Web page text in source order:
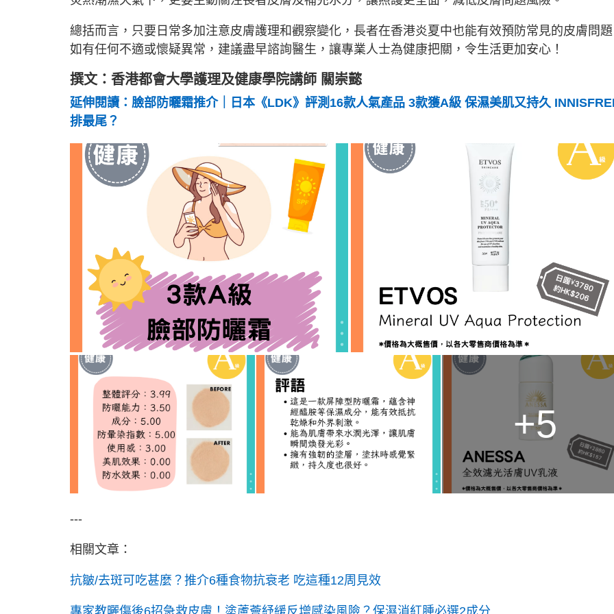
總括而言，只要日常多加注意皮膚護理和觀察變化，長者在香港炎夏中也能有效預防常見的皮膚問
如有任何不適或懷疑異常，建議盡早諮詢醫生，讓專業人士為健康把關，令生活更加安心！
撰文：香港都會大學護理及健康學院講師 關崇懿
延伸閱讀：臉部防曬霜推介｜日本《LDK》評測16款人氣產品 3款獲A級 保濕美肌又持久
排最尾？
+5
---
相關文章：
抗皺/去斑可吃甚麼？推介6種食物抗衰老 吃這種12周見效
專家教曬傷後6招急救皮膚！塗蘆薈紓緩反增感染風險？保濕消紅腫必選2成分